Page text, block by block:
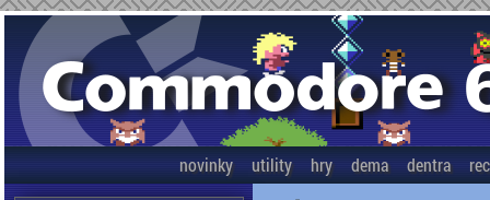
novinky utility hry dema dentra